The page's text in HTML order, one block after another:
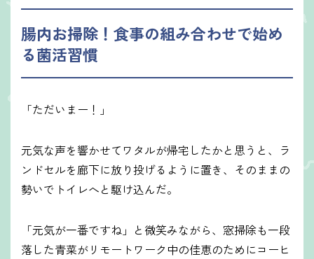
腸内お掃除！食事の組み合わせで始め
る菌活習慣
「ただいまー！」
元気な声を響かせてワタルが帰宅したかと思うと、ラ
ンドセルを廊下に放り投げるように置き、そのままの
勢いでトイレへと駆け込んだ。
「元気が一番ですね」と微笑みながら、窓掃除も一段
落した青菜がリモートワーク中の佳恵のためにコーヒ